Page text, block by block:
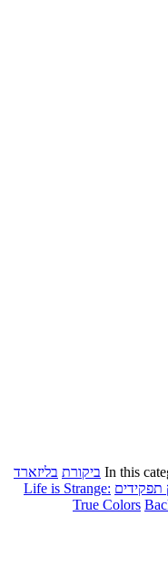
In this ביקורת בליזארד
Life is Strange:
True Colors